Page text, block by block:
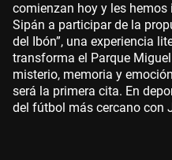
comienzan hoy y les
Sipán a participar de la
del Ibón”, una experiencia
transforma el Parque
misterio, memoria y
será la primera cita. En
del fútbol más cercano con